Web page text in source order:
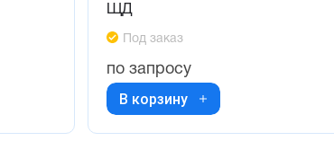
ЩД
Под заказ
по запросу
В корзину